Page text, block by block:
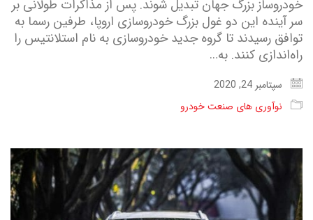
خودروساز بزرگ جهان تبدیل شوند. پس از مذاکرات طولانی بر
سر آینده این دو غول بزرگ خودروسازی اروپا، طرفین رسما به
توافق رسیدند تا گروه جدید خودروسازی به نام استلانتیس را
راه‌اندازی کنند. به…
سپتامبر 24, 2020
نوآوری های صنعت خودرو